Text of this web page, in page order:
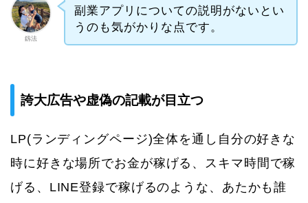
釼法
副業アプリについての説明がないとい
うのも気がかりな点です。
誇大広告や虚偽の記載が目立つ
LP(ランディングページ)全体を通し自分の好きな
時に好きな場所でお金が稼げる、スキマ時間で稼
げる、LINE登録で稼げるのような、あたかも誰